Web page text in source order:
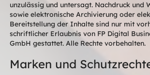
unzulässig und untersagt. Nachdruck und
sowie elektronische Archivierung oder
Bereitstellung der Inhalte sind nur mit
schriftlicher Erlaubnis von FP Digital
GmbH gestattet. Alle Rechte vorbehalten.
Marken und